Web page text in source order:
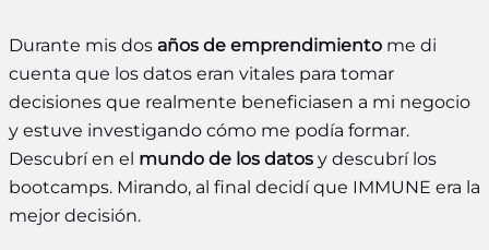
Durante mis dos años de emprendimiento me di
cuenta que los datos eran vitales para tomar
decisiones que realmente beneficiasen a mi negocio
y estuve investigando cómo me podía formar.
Descubrí en el mundo de los datos y descubrí los
bootcamps. Mirando, al final decidí que IMMUNE era la
mejor decisión.